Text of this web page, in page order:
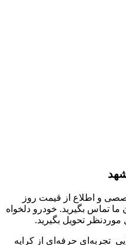
و اطلاع از قیمت روز
ما تماس بگیرید. خودرو دلخواه
تحویل بگیرید.
تجربه‌ای حرفه‌ای از کرایه